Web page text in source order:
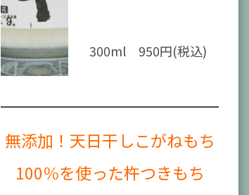
300ml 950円(税込)
無添加！天日干しこがねもち
100％を使った杵つきもち